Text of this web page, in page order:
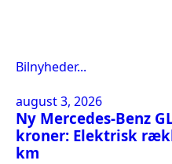
Bilnyheder...
august 3, 2026
Ny Mercedes-Benz
kroner: Elektrisk
km